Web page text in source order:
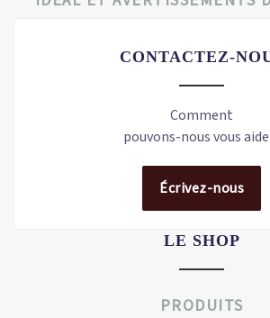
CONTACTEZ-
Comment
pouvons-nous vous
Écrivez-nous
LE SHOP
PRODUITS